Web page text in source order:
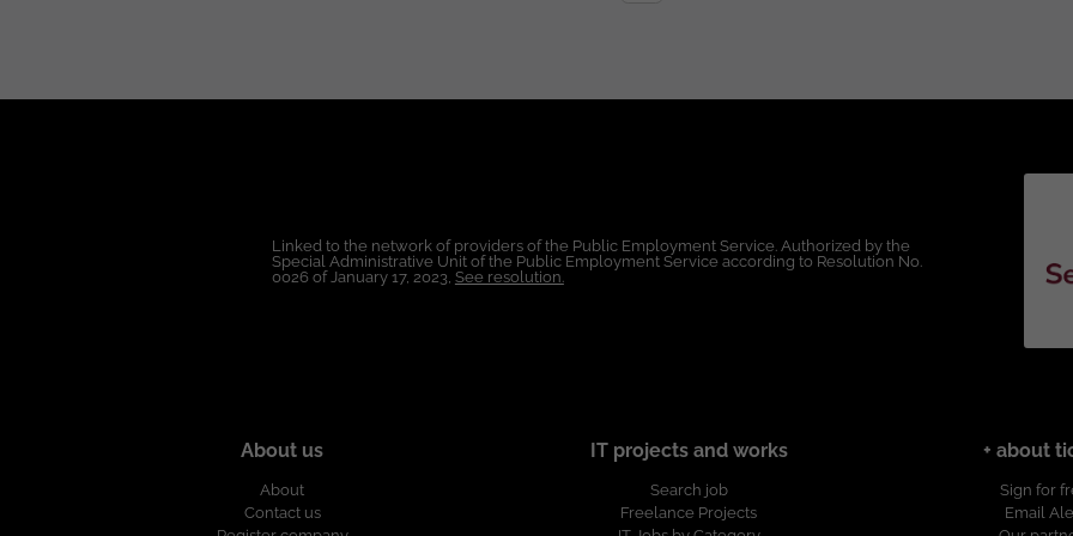
de ticjob.co
Linked to the network of providers of the Public Employment Service. Authorized by the
Special Administrative Unit of the Public Employment Service according to Resolution No.
0026 of January 17, 2023, See resolution.
About us
About
Contact us
IT projects and works
Search job
Freelance Projects
+ about
Sign for
Email